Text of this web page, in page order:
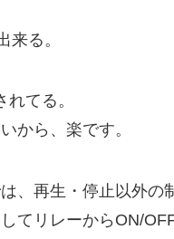
来る。
てる。
から、楽です。
、再生・停止以外の
てリレーからON/